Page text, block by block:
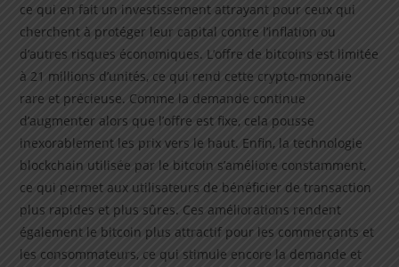
ce qui en fait un investissement attrayant pour ceux qui
cherchent à protéger leur capital contre l’inflation ou
d’autres risques économiques. L’offre de bitcoins est limitée
à 21 millions d’unités, ce qui rend cette crypto-monnaie
rare et précieuse. Comme la demande continue
d’augmenter alors que l’offre est fixe, cela pousse
inexorablement les prix vers le haut. Enfin, la technologie
blockchain utilisée par le bitcoin s’améliore constamment,
ce qui permet aux utilisateurs de bénéficier de transaction
plus rapides et plus sûres. Ces améliorations rendent
également le bitcoin plus attractif pour les commerçants et
les consommateurs, ce qui stimule encore la demande et